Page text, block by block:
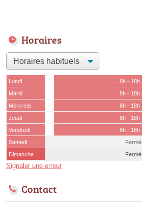
Horaires
Lundi
8h - 18h
Mardi
8h - 18h
Mercredi
8h - 18h
Jeudi
8h - 18h
Vendredi
8h - 18h
Samedi
Fermé
Dimanche
Fermé
Signaler une erreur
Contact